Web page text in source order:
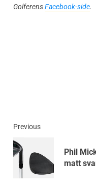
GolferensFacebook-side.
Previous
Phil
matt